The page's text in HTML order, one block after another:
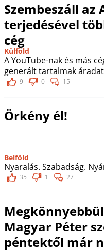
Szembeszáll az
terjedésével
cég
Külföld
A YouTube-nak és más
generált tartalmak
9 0 15
Örkény él!
Belföld
Nyaralás. Szabadság.
35 1 27
Magyar Péter
péntektől már